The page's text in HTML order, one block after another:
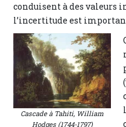
conduisent à des valeurs
l’incertitude est
Cascade à Tahiti, William
Hodges (1744-1797)